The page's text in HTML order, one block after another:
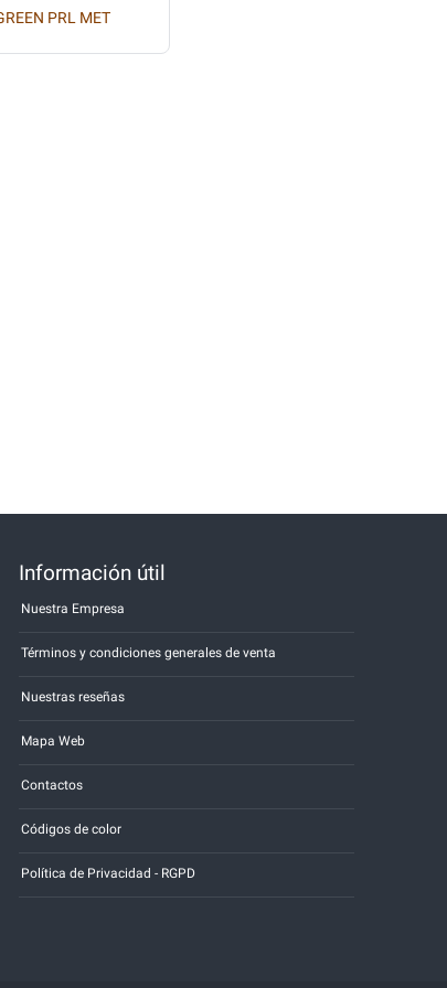
PRL MET
Información útil
Nuestra Empresa
Términos y condiciones generales de venta
Nuestras reseñas
Mapa Web
Contactos
Códigos de color
Política de Privacidad - RGPD